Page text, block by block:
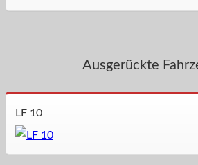
Ausgerückte
LF 10